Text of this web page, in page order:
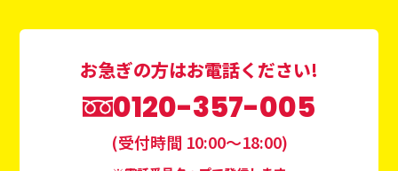
お急ぎの方はお電話ください!
0120-357-005
(受付時間 10:00〜18:00)